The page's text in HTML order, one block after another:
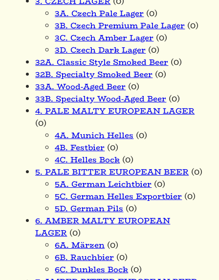
3A. Czech Pale Lager(0)
3B. Czech Premium Pale Lager(0)
3C. Czech Amber Lager(0)
3D. Czech Dark Lager(0)
32A. Classic Style Smoked Beer(0)
32B. Specialty Smoked Beer(0)
33A. Wood-Aged Beer(0)
33B. Specialty Wood-Aged Beer(0)
4. PALE MALTY EUROPEAN LAGER
(0)
4A. Munich Helles(0)
4B. Festbier(0)
4C. Helles Bock(0)
5. PALE BITTER EUROPEAN BEER(0)
5A. German Leichtbier(0)
5C. German Helles Exportbier(0)
5D. German Pils(0)
6. AMBER MALTY EUROPEAN
LAGER(0)
6A. Märzen(0)
6B. Rauchbier(0)
6C. Dunkles Bock(0)